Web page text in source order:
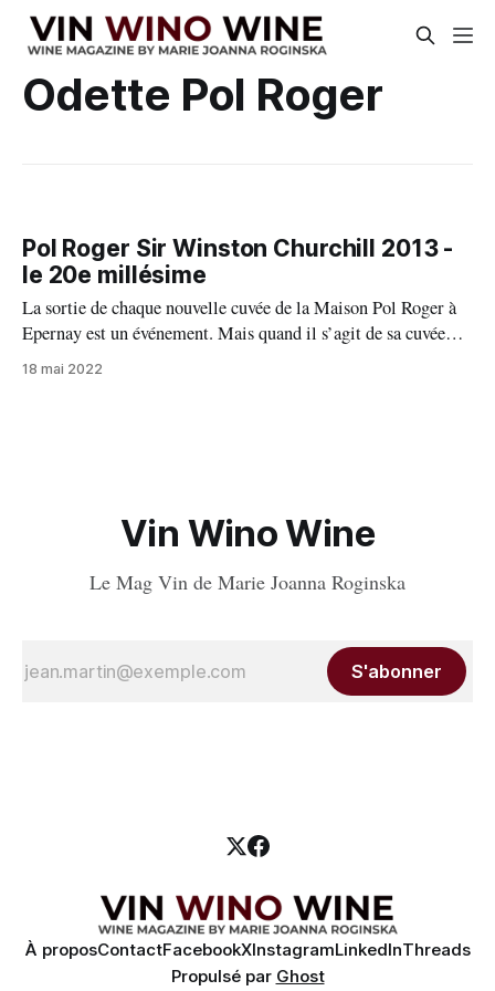
Odette Pol Roger
Pol Roger Sir Winston Churchill 2013 -
le 20e millésime
La sortie de chaque nouvelle cuvée de la Maison Pol Roger à
Epernay est un événement. Mais quand il s’agit de sa cuvée
emblématique Sir Winston Churchill qui sort son nouveau
18 mai 2022
Vin Wino Wine
Le Mag Vin de Marie Joanna Roginska
S'abonner
À proposContactFacebookXInstagramLinkedInThreads
Propulsé par Ghost